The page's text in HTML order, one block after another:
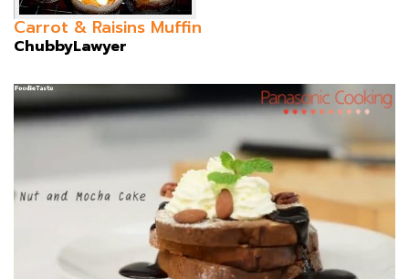
Carrot & Raisins Muffin
ChubbyLawyer